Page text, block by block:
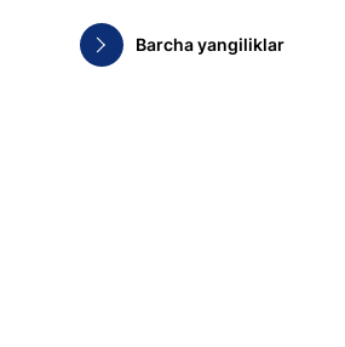
Barcha yangiliklar